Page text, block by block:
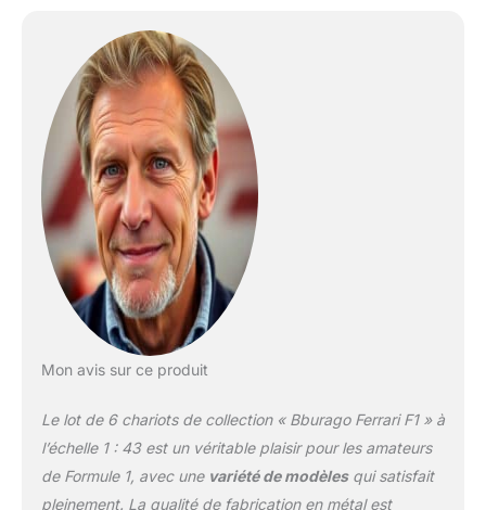
Mon avis sur ce produit
Le lot de 6 chariots de collection « Bburago Ferrari F1 » à
l’échelle 1 : 43 est un véritable plaisir pour les amateurs
de Formule 1, avec une variété de modèlesqui satisfait
pleinement. La qualité de fabrication en métal est